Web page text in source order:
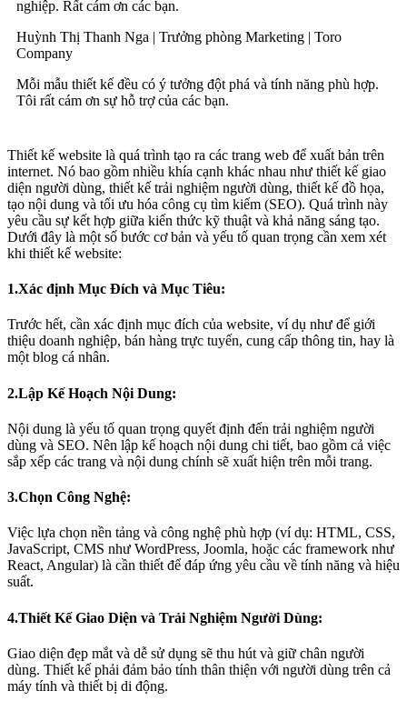
nghiệp. Rất cám ơn các bạn.
Huỳnh Thị Thanh Nga | Trưởng phòng Marketing | Toro
Company
Mỗi mẫu thiết kế đều có ý tưởng đột phá và tính năng phù hợp.
Tôi rất cám ơn sự hỗ trợ của các bạn.
Thiết kế website là quá trình tạo ra các trang web để xuất bản trên
internet. Nó bao gồm nhiều khía cạnh khác nhau như thiết kế giao
diện người dùng, thiết kế trải nghiệm người dùng, thiết kế đồ họa,
tạo nội dung và tối ưu hóa công cụ tìm kiếm (SEO). Quá trình này
yêu cầu sự kết hợp giữa kiến thức kỹ thuật và khả năng sáng tạo.
Dưới đây là một số bước cơ bản và yếu tố quan trọng cần xem xét
khi thiết kế website:
1.Xác định Mục Đích và Mục Tiêu:
Trước hết, cần xác định mục đích của website, ví dụ như để giới
thiệu doanh nghiệp, bán hàng trực tuyến, cung cấp thông tin, hay là
một blog cá nhân.
2.Lập Kế Hoạch Nội Dung:
Nội dung là yếu tố quan trọng quyết định đến trải nghiệm người
dùng và SEO. Nên lập kế hoạch nội dung chi tiết, bao gồm cả việc
sắp xếp các trang và nội dung chính sẽ xuất hiện trên mỗi trang.
3.Chọn Công Nghệ:
Việc lựa chọn nền tảng và công nghệ phù hợp (ví dụ: HTML, CSS,
JavaScript, CMS như WordPress, Joomla, hoặc các framework như
React, Angular) là cần thiết để đáp ứng yêu cầu về tính năng và hiệu
suất.
4.Thiết Kế Giao Diện và Trải Nghiệm Người Dùng:
Giao diện đẹp mắt và dễ sử dụng sẽ thu hút và giữ chân người
dùng. Thiết kế phải đảm bảo tính thân thiện với người dùng trên cả
máy tính và thiết bị di động.